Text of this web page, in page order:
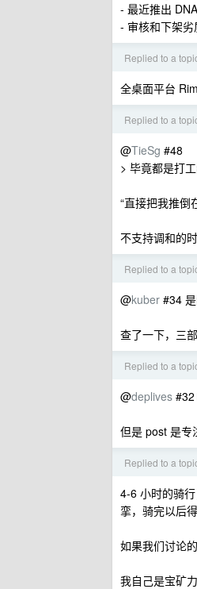
- 最近推出
- 审核和下架
Replied to a
全桌面平台
Replied to a
@TieSg #48
> 毕竟都是打
“直接把我推倒
不支持调和的
Replied to a
@kuber #34 是
查了一下，三
Replied to a
@deplives #32
但是 post 是专
Replied to a
4-6 小时的骑
挛，骑完以后
如果我们讨论
我自己是宝矿